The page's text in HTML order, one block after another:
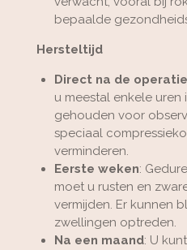
bepaalde
Hersteltijd
Direct na de operatie
u meestal enkele uren
gehouden voor
speciaal
verminderen.
Eerste weken:
moet u rusten en
vermijden. Er kunnen
zwellingen optreden.
Na een maand: U